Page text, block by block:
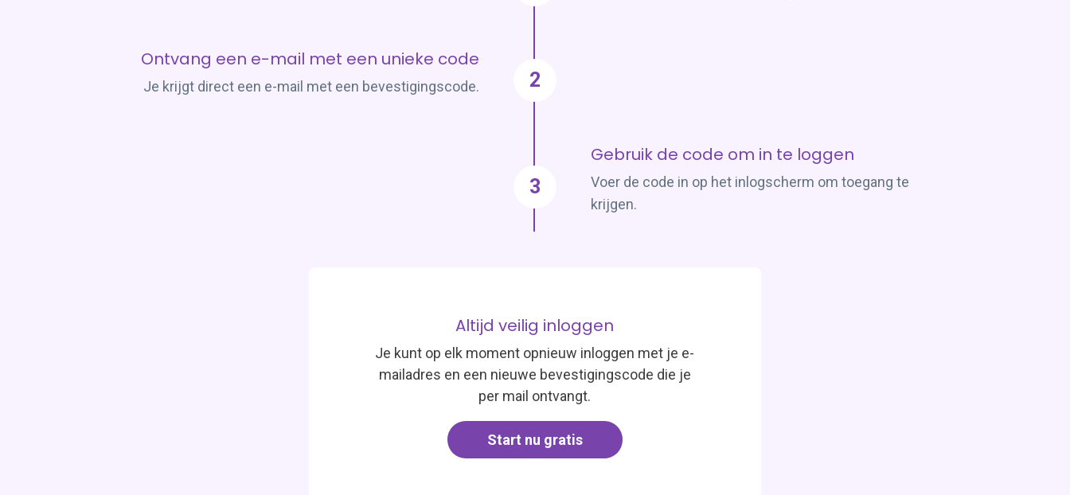
2
Ontvang een e-mail met een unieke code
Je krijgt direct een e-mail met een bevestigingscode.
3
Gebruik de code om in te loggen
Voer de code in op het inlogscherm om toegang te
krijgen.
Altijd veilig inloggen
Je kunt op elk moment opnieuw inloggen met je e-
mailadres en een nieuwe bevestigingscode die je
per mail ontvangt.
Start nu gratis